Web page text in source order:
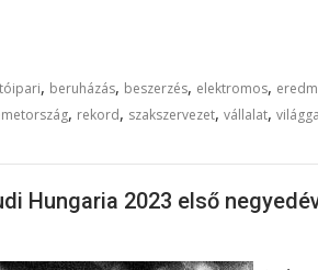
, beruházás, beszerzés, elektromos,
, rekord, szakszervezet, vállalat,
Hungaria 2023 első